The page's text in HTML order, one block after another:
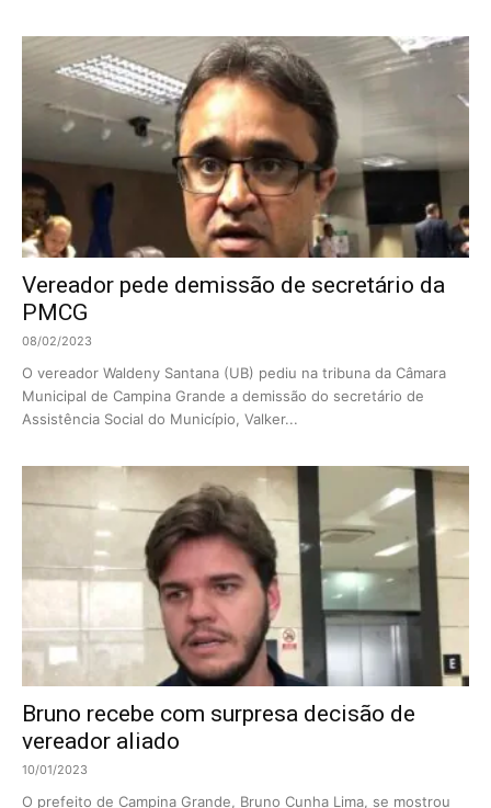
Vereador pede demissão de secretário da
PMCG
08/02/2023
O vereador Waldeny Santana (UB) pediu na tribuna da Câmara
Municipal de Campina Grande a demissão do secretário de
Assistência Social do Município, Valker...
Bruno recebe com surpresa decisão de
vereador aliado
10/01/2023
O prefeito de Campina Grande, Bruno Cunha Lima, se mostrou